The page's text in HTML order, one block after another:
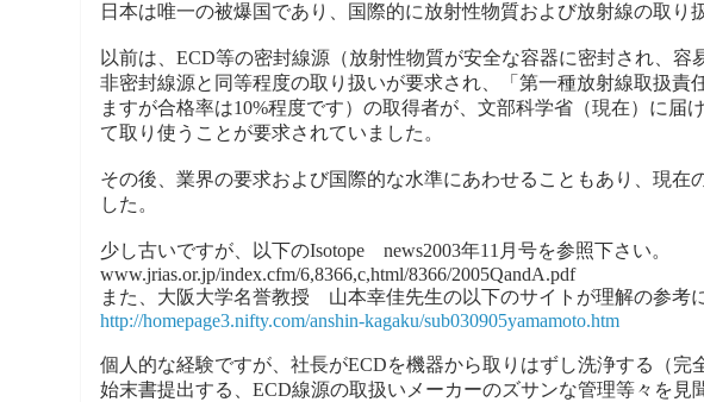
日本は唯一の被爆国であり、国際的に放射性物質および放射線の取り
以前は、ECD等の密封線源（放射性物質が安全な容器に密封され、
非密封線源と同等程度の取り扱いが要求され、「第一種放射線取扱
ますが合格率は10%程度です）の取得者が、文部科学省（現在）に
て取り使うことが要求されていました。
その後、業界の要求および国際的な水準にあわせることもあり、現
した。
少し古いですが、以下のIsotope news2003年11月号を参照下さい。
www.jrias.or.jp/index.cfm/6,8366,c,html/8366/2005QandA.pdf
また、大阪大学名誉教授 山本幸佳先生の以下のサイトが理解の参考
http://homepage3.nifty.com/anshin-kagaku/sub030905yamamoto.htm
個人的な経験ですが、社長がECDを機器から取りはずし洗浄する（
始末書提出する、ECD線源の取扱いメーカーのズサンな管理等々を